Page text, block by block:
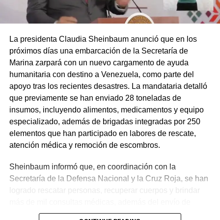
La presidenta Claudia Sheinbaum anunció que en los
próximos días una embarcación de la Secretaría de
Marina zarpará con un nuevo cargamento de ayuda
humanitaria con destino a Venezuela, como parte del
apoyo tras los recientes desastres. La mandataria detalló
que previamente se han enviado 28 toneladas de
insumos, incluyendo alimentos, medicamentos y equipo
especializado, además de brigadas integradas por 250
elementos que han participado en labores de rescate,
atención médica y remoción de escombros.
Sheinbaum informó que, en coordinación con la
Secretaría de la Defensa Nacional y la Cruz Roja, se han
logrado rescatar personas, recuperar cuerpos y brindar
plantas de energía y materiales de apoyo. Subrayó que